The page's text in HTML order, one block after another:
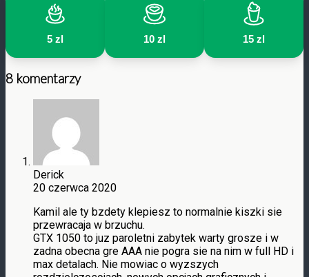
5 zl 10 zl 15 zl
8 komentarzy
Derick
20 czerwca 2020
Kamil ale ty bzdety klepiesz to normalnie kiszki sie
przewracaja w brzuchu.
GTX 1050 to juz paroletni zabytek warty grosze i w
zadna obecna gre AAA nie pogra sie na nim w full HD i
max detalach. Nie mowiac o wyzszych